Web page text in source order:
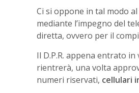
Ci si oppone in tal modo
mediante l’impegno del
diretta, ovvero per il
Il D.P.R. appena entrato
rientrerà, una volta
numeri riservati, cellulari